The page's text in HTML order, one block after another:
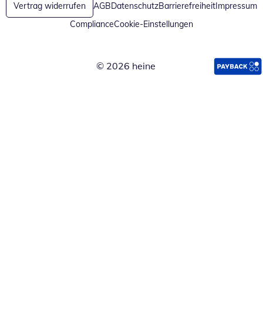
Vertrag widerrufen AGBDatenschutzBarrierefreiheitImpressum
ComplianceCookie-Einstellungen
© 2026 heine